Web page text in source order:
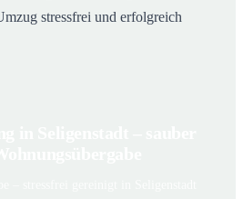
stressfrei und erfolgreich